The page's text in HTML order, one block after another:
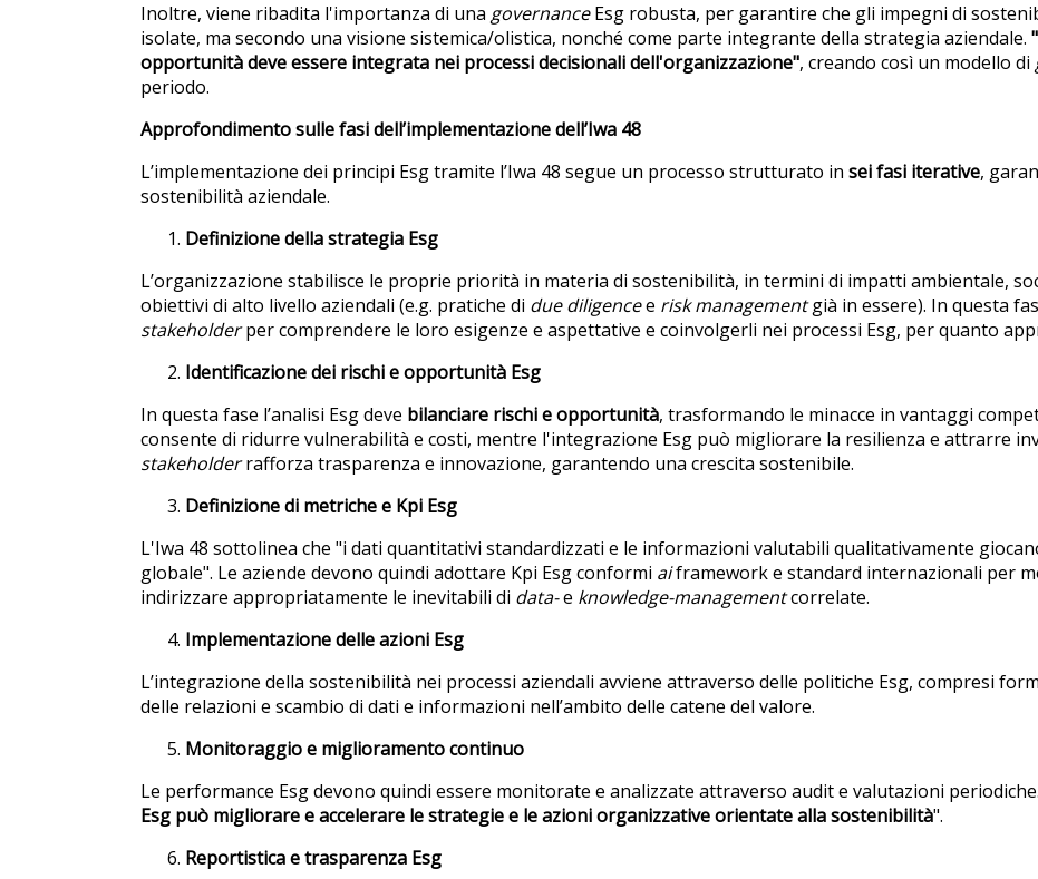
Inoltre, viene ribadita l'importanza di una governanceEsg robusta, per garantire che gli impegni di
isolate, ma secondo una visione sistemica/olistica, nonché come parte integrante della strategia aziendale.
opportunità deve essere integrata nei processi decisionali dell'organizzazione", creando così un modello di
periodo.
Approfondimento sulle fasi dell’implementazione dell’Iwa 48
L’implementazione dei principi Esg tramite l’Iwa 48 segue un processo strutturato in sei fasi iterative,
sostenibilità aziendale.
Definizione della strategia Esg
L’organizzazione stabilisce le proprie priorità in materia di sostenibilità, in termini di impatti ambientale,
obiettivi di alto livello aziendali (e.g. pratiche di due diligencee risk managementgià in essere). In questa
stakeholderper comprendere le loro esigenze e aspettative e coinvolgerli nei processi Esg, per quanto
Identificazione dei rischi e opportunità Esg
In questa fase l’analisi Esg deve bilanciare rischi e opportunità, trasformando le minacce in vantaggi
consente di ridurre vulnerabilità e costi, mentre l'integrazione Esg può migliorare la resilienza e attrarre
stakeholderrafforza trasparenza e innovazione, garantendo una crescita sostenibile.
Definizione di metriche e Kpi Esg
L'Iwa 48 sottolinea che "i dati quantitativi standardizzati e le informazioni valutabili qualitativamente
globale". Le aziende devono quindi adottare Kpi Esg conformi aiframeworke standard internazionali per
indirizzare appropriatamente le inevitabili di data-e knowledge-managementcorrelate.
Implementazione delle azioni Esg
L’integrazione della sostenibilità nei processi aziendali avviene attraverso delle politiche Esg, compresi
delle relazioni e scambio di dati e informazioni nell’ambito delle catene del valore.
Monitoraggio e miglioramento continuo
Le performance Esg devono quindi essere monitorate e analizzate attraverso audit e valutazioni
Esg può migliorare e accelerare le strategie e le azioni organizzative orientate alla sostenibilità".
Reportistica e trasparenza Esg